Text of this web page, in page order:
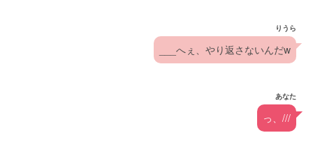
りうら
___へぇ、やり返さないんだw
あなた
っ、///